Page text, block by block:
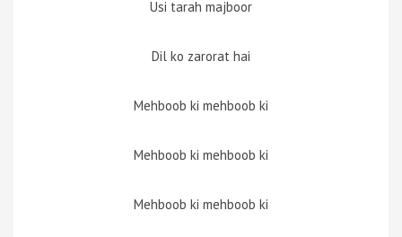
Usi tarah majboor
Dil ko zarorat hai
Mehboob ki mehboob ki
Mehboob ki mehboob ki
Mehboob ki mehboob ki